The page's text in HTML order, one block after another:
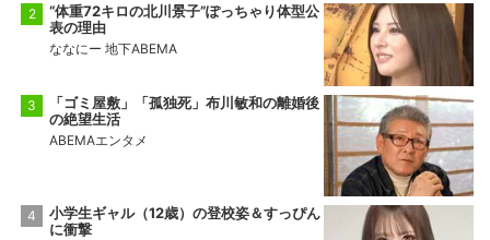
“体重72キロの北川景子”ぽっちゃり体型公
表の理由
ななにー 地下ABEMA
「ゴミ屋敷」「孤独死」布川敏和の離婚後
の絶望生活
ABEMAエンタメ
小学生ギャル（12歳）の登校姿＆すっぴん
に衝撃